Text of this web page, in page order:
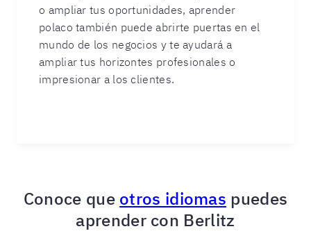
o ampliar tus oportunidades, aprender
polaco también puede abrirte puertas en el
mundo de los negocios y te ayudará a
ampliar tus horizontes profesionales o
impresionar a los clientes.
Conoce que otros idiomas puedes
aprender con Berlitz